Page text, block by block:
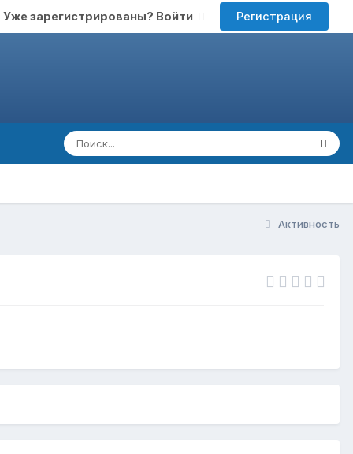
Уже зарегистрированы? Войти Регистрация
Активность